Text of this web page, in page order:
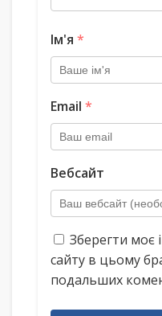
Ім'я *
Email *
Вебсайт
Зберегти моє
сайту в цьому
подальших